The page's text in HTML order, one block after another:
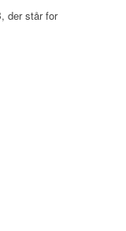
der står for